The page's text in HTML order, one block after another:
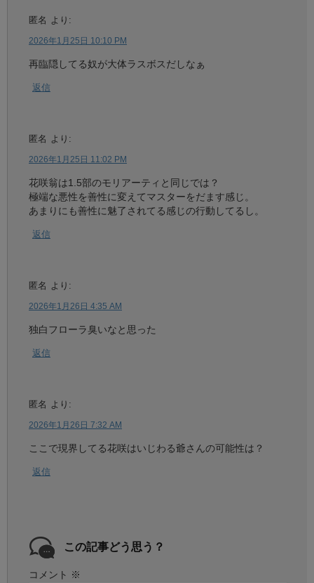
匿名 より:
2026年1月25日 10:10 PM
再臨隠してる奴が大体ラスボスだしなぁ
返信
匿名 より:
2026年1月25日 11:02 PM
花咲翁は1.5部のモリアーティと同じでは？
極端な悪性を善性に変えてマスターをだます感じ。
あまりにも善性に魅了されてる感じの行動してるし。
返信
匿名 より:
2026年1月26日 4:35 AM
独白フローラ臭いなと思った
返信
匿名 より:
2026年1月26日 7:32 AM
ここで現界してる花咲はいじわる爺さんの可能性は？
返信
この記事どう思う？
コメント ※